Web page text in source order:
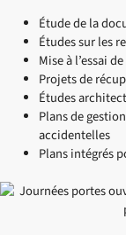
Étude de la
Études sur les
Mise à l’essai
Projets de
Études
Plans de
accidentelles
Plans intégrés